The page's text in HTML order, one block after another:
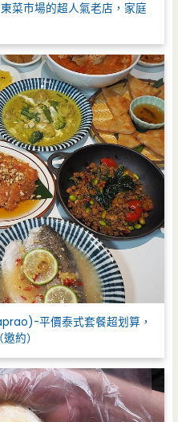
菜市場的超人氣老店，家庭
平價泰式套餐超划算，
約）